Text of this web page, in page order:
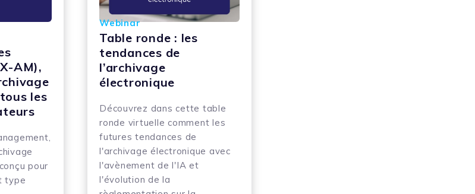
AM),
les
pour
type
Webinar
Table ronde : les
tendances de
l’archivage
électronique
Découvrez dans cette table
ronde virtuelle comment les
futures tendances de
l'archivage électronique avec
l'avènement de l'IA et
l'évolution de la